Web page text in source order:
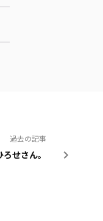
過去の記事
せさん。